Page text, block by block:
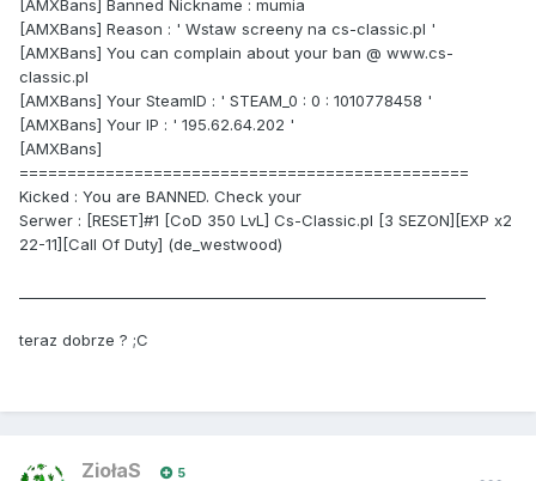
[AMXBans] Banned Nickname : mumia
[AMXBans] Reason : ' Wstaw screeny na cs-classic.pl '
[AMXBans] You can complain about your ban @ www.cs-
classic.pl
[AMXBans] Your SteamID : ' STEAM_0 : 0 : 1010778458 '
[AMXBans] Your IP : ' 195.62.64.202 '
[AMXBans]
===============================================
Kicked : You are BANNED. Check your
Serwer : [RESET]#1 [CoD 350 LvL] Cs-Classic.pl [3 SEZON][EXP x2
22-11][Call Of Duty] (de_westwood)
teraz dobrze ? ;C
ZiołaS 5